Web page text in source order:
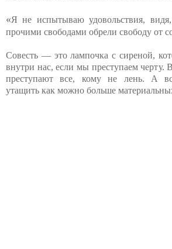
«Я не испытываю удовольствия,
прочими свободами обрели свободу от
Совесть — это лампочка с сиреной,
внутри нас, если мы преступаем черту.
преступают все, кому не лень. А
утащить как можно больше